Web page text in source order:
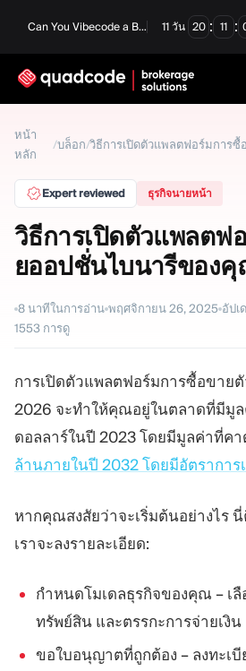
Can You Vibecode a Brokerage Platform? 11 วัน 20 : 11 :
หน้า
หลัก
/
บล็อก /
Expert reviewed ธุรกิจนายหน้า
วิธีการเปิดตัวแพลตฟ
ยออปชั่นไบนารีของ
8นาทีในการอ่าน พฤศจิกายน 26, 2025 อัปเ
1553 การดู
การเปิดตัวแพลตฟอร์มการซื้อขาย
2026 จะทำให้คุณอยู่ในตลาดที่มีมู
ดอลลาร์ในปี 2023 โดยมีมูลค่าที่คา
ล้านภายในปี 2032 โดยมีอัตราการ
หากคุณสงสัยว่าจะเริ่มต้นอย่างไร
เราจะลงรายละเอียด:
กำหนดโมเดลธุรกิจของคุณ – เ
ทรัพย์สิน และตรรกะการจ่ายเงิน
ขอใบอนุญาตที่ถูกต้อง – ลงทะเ
โซลูชันครบวงจร
Prop firm
ตัวเ
ตล
ชำร
แพลตฟอร์มเทรด แบ็ก
คู่มือการตลาด
เครื่องคำนวณกำไร
แผนธุรกิจ
เกี่ยวกั
ข่าวบ
การทำ
ความ